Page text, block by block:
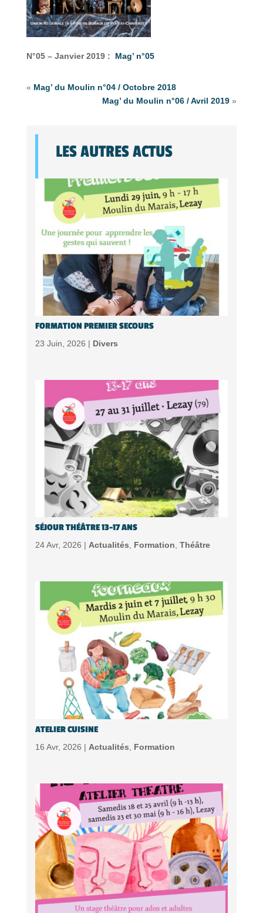
N°05 – Janvier 2019 : Mag’ n°05
« Mag’ du Moulin n°04 / Octobre 2018
Mag’ du Moulin n°06 / Avril 2019 »
LES AUTRES ACTUS
FORMATION PREMIER SECOURS
23 Juin, 2026 | Divers
SÉJOUR THÉÂTRE 13-17 ANS
24 Avr, 2026 | Actualités, Formation, Théâtre
ATELIER CUISINE
16 Avr, 2026 | Actualités Formation